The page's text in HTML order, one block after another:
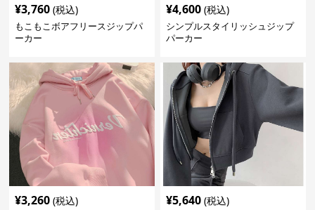
¥3,760 (税込)
もこもこボアフリースジップパ
ーカー
¥4,600 (税込)
シンプルスタイリッシュジップ
パーカー
¥3,260 (税込) ¥5,640 (税込)